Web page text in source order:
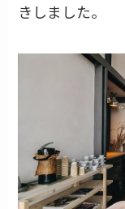
きしました。